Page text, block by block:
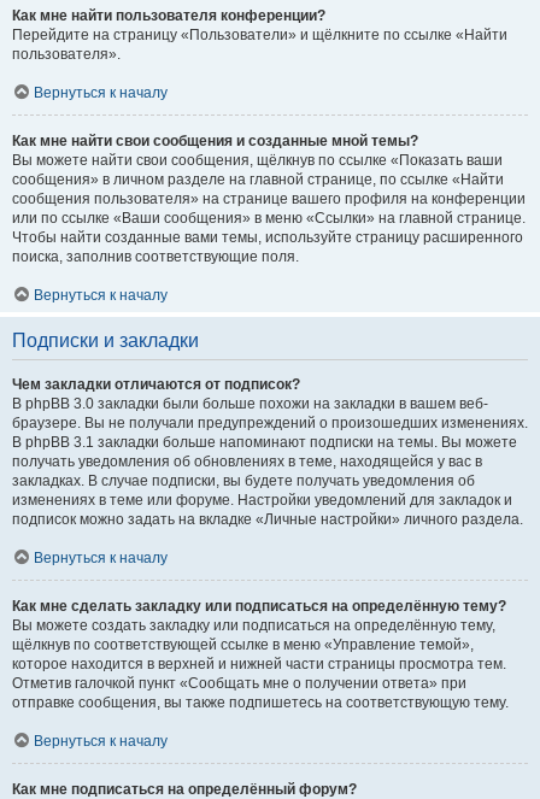
Как мне найти пользователя конференции?
Перейдите на страницу «Пользователи» и щёлкните по ссылке «Найти
пользователя».
Вернуться к началу
Как мне найти свои сообщения и созданные мной темы?
Вы можете найти свои сообщения, щёлкнув по ссылке «Показать ваши
сообщения» в личном разделе на главной странице, по ссылке «Найти
сообщения пользователя» на странице вашего профиля на конференции
или по ссылке «Ваши сообщения» в меню «Ссылки» на главной странице.
Чтобы найти созданные вами темы, используйте страницу расширенного
поиска, заполнив соответствующие поля.
Вернуться к началу
Подписки и закладки
Чем закладки отличаются от подписок?
В phpBB 3.0 закладки были больше похожи на закладки в вашем веб-
браузере. Вы не получали предупреждений о произошедших изменениях.
В phpBB 3.1 закладки больше напоминают подписки на темы. Вы можете
получать уведомления об обновлениях в теме, находящейся у вас в
закладках. В случае подписки, вы будете получать уведомления об
изменениях в теме или форуме. Настройки уведомлений для закладок и
подписок можно задать на вкладке «Личные настройки» личного раздела.
Вернуться к началу
Как мне сделать закладку или подписаться на определённую тему?
Вы можете создать закладку или подписаться на определённую тему,
щёлкнув по соответствующей ссылке в меню «Управление темой»,
которое находится в верхней и нижней части страницы просмотра тем.
Отметив галочкой пункт «Сообщать мне о получении ответа» при
отправке сообщения, вы также подпишетесь на соответствующую тему.
Вернуться к началу
Как мне подписаться на определённый форум?